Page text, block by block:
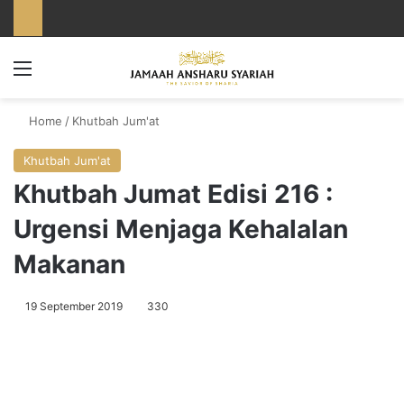
Home / Khutbah Jum'at
Khutbah Jum'at
Khutbah Jumat Edisi 216 :
Urgensi Menjaga Kehalalan
Makanan
19 September 2019 330